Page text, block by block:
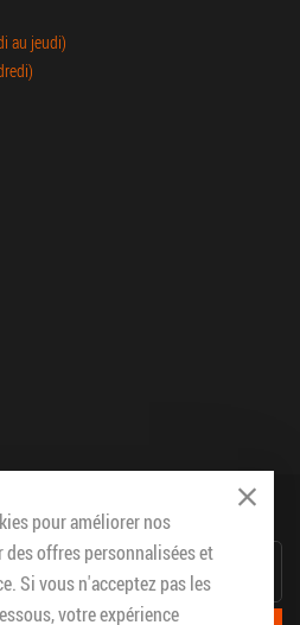
Close
pour améliorer nos
des offres personnalisées et
Si vous n'acceptez pas les
votre expérience
au jeudi)